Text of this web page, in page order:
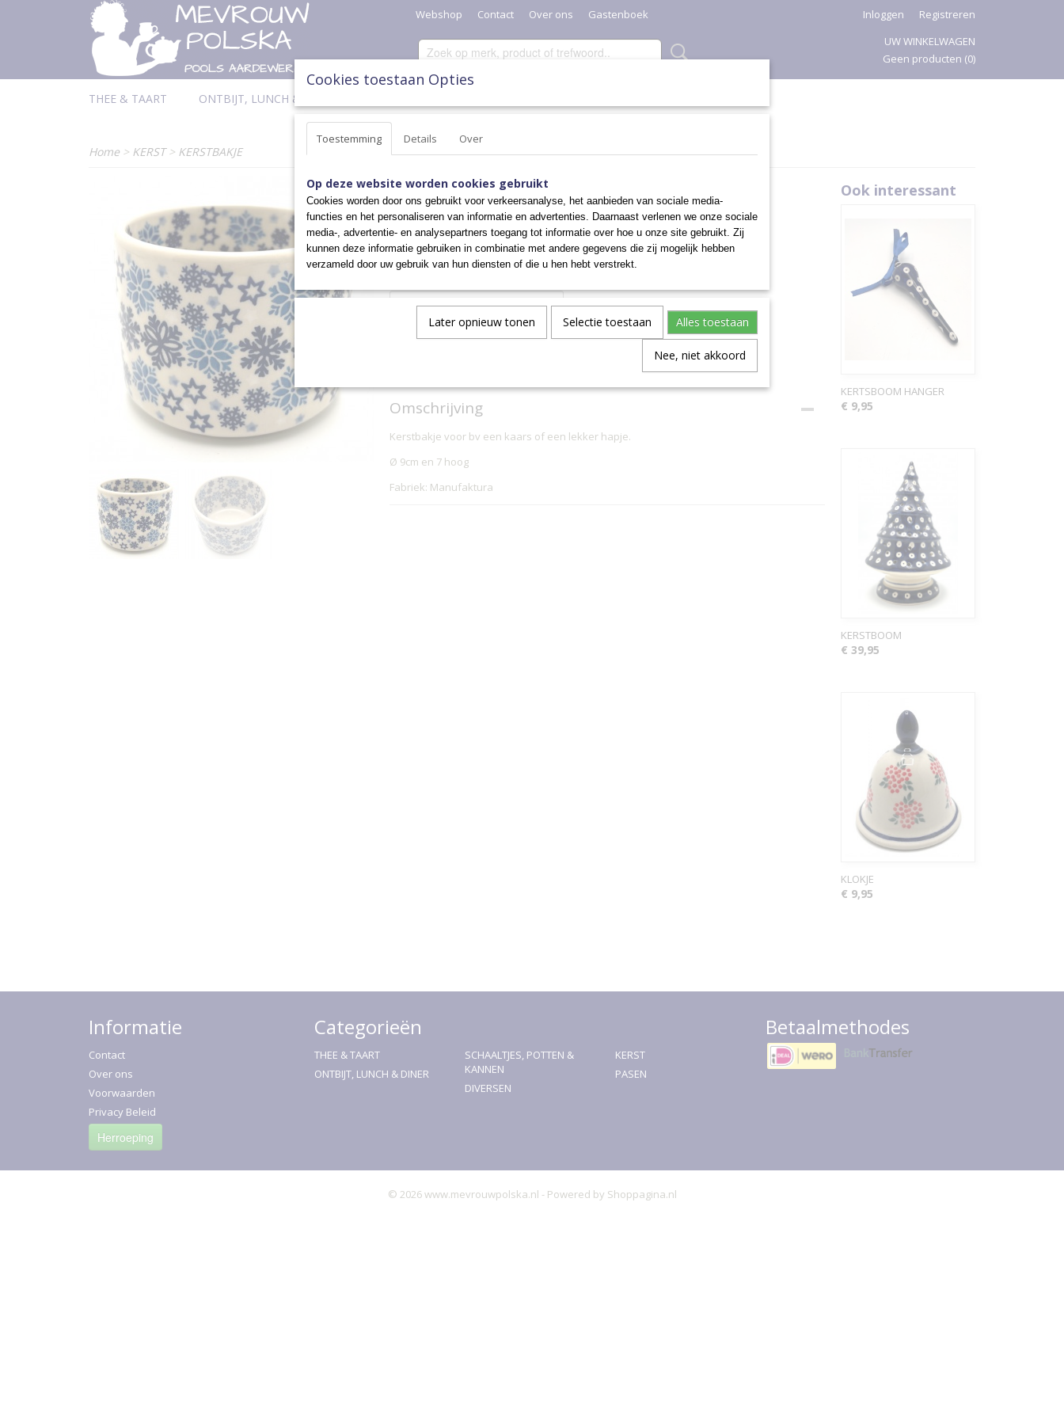
Webshop Contact Over ons Gastenboek Inloggen
Registreren
UW WINKELWAGEN
Geen producten (0)
THEE & TAART ONTBIJT, LUNCH & DINER
Home > KERST> KERSTBAKJE
KERSTBAKJE
€ 18,95
✓Op voorraad
Omschrijving
Kerstbakje voor bv een kaars of een lekker hapje.
Ø 9cm en 7 hoog
Fabriek: Manufaktura
Ook interessant
KERTSBOOM HANGER
€ 9,95
KERSTBOOM
€ 39,95
KLOKJE
€ 9,95
Informatie
Contact
Over ons
Voorwaarden
Privacy Beleid
Herroeping
Categorieën
THEE & TAART
ONTBIJT, LUNCH & DINER
SCHAALTJES, POTTEN &
KANNEN
DIVERSEN
KERST
PASEN
Betaalmethodes
© 2026 www.mevrouwpolska.nl - Powered by Shoppagina.nl
Cookies toestaan Opties
Toestemming Details Over
Op deze website worden cookies gebruikt
Cookies worden door ons gebruikt voor verkeersanalyse, het aanbieden van sociale media-
functies en het personaliseren van informatie en advertenties. Daarnaast verlenen we onze sociale
media-, advertentie- en analysepartners toegang tot informatie over hoe u onze site gebruikt. Zij
kunnen deze informatie gebruiken in combinatie met andere gegevens die zij mogelijk hebben
verzameld door uw gebruik van hun diensten of die u hen hebt verstrekt.
Later opnieuw tonen Selectie toestaan Alles toestaan
Nee, niet akkoord